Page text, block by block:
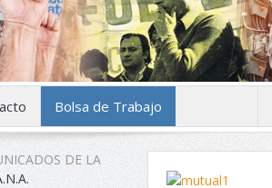
Bolsa de Trabajo
DE LA